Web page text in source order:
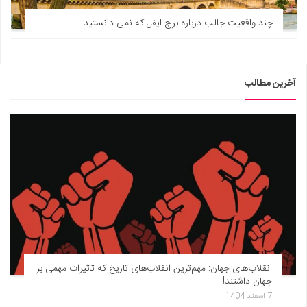
دانستنی‌ها
فال
مسابقه
چند واقعیت جالب درباره برج ایفل که نمی دانستید
آخرین مطالب
انقلاب‌های جهان: مهم‌ترین انقلاب‌های تاریخ که تاثیرات مهمی بر
جهان داشتند!
7 اسفند 1404